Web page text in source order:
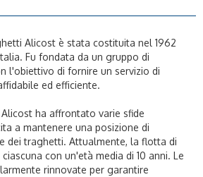
Alicost è stata costituita nel 1962
Fu fondata da un gruppo di
l'obiettivo di fornire un servizio di
ed efficiente.
ha affrontato varie sfide
a mantenere una posizione di
dei traghetti. Attualmente, la flotta di
con un'età media di 10 anni. Le
rinnovate per garantire